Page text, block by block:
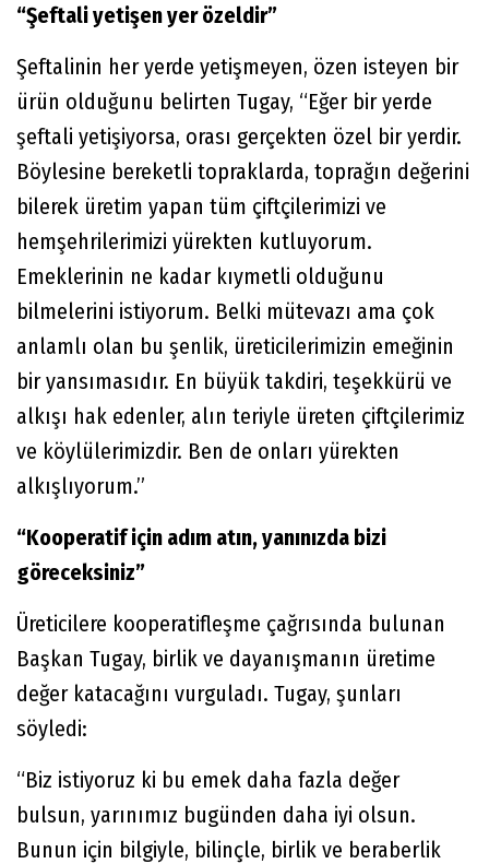
“Şeftali yetişen yer özeldir”
Şeftalinin her yerde yetişmeyen, özen isteyen bir
ürün olduğunu belirten Tugay, “Eğer bir yerde
şeftali yetişiyorsa, orası gerçekten özel bir yerdir.
Böylesine bereketli topraklarda, toprağın değerini
bilerek üretim yapan tüm çiftçilerimizi ve
hemşehrilerimizi yürekten kutluyorum.
Emeklerinin ne kadar kıymetli olduğunu
bilmelerini istiyorum. Belki mütevazı ama çok
anlamlı olan bu şenlik, üreticilerimizin emeğinin
bir yansımasıdır. En büyük takdiri, teşekkürü ve
alkışı hak edenler, alın teriyle üreten çiftçilerimiz
ve köylülerimizdir. Ben de onları yürekten
alkışlıyorum.”
“Kooperatif için adım atın, yanınızda bizi
göreceksiniz”
Üreticilere kooperatifleşme çağrısında bulunan
Başkan Tugay, birlik ve dayanışmanın üretime
değer katacağını vurguladı. Tugay, şunları
söyledi:
“Biz istiyoruz ki bu emek daha fazla değer
bulsun, yarınımız bugünden daha iyi olsun.
Bunun için bilgiyle, bilinçle, birlik ve beraberlik